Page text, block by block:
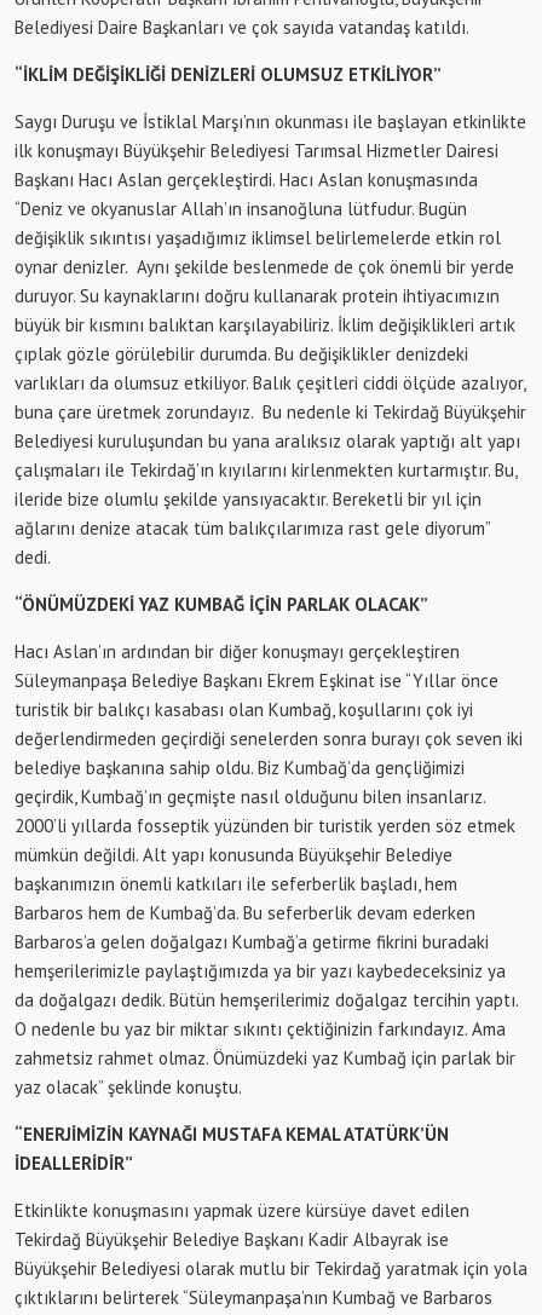
Belediyesi Daire Başkanları ve çok sayıda vatandaş katıldı.
“İKLİM DEĞİŞİKLİĞİ DENİZLERİ OLUMSUZ ETKİLİYOR”
Saygı Duruşu ve İstiklal Marşı’nın okunması ile başlayan etkinlikte
ilk konuşmayı Büyükşehir Belediyesi Tarımsal Hizmetler Dairesi
Başkanı Hacı Aslan gerçekleştirdi. Hacı Aslan konuşmasında
“Deniz ve okyanuslar Allah’ın insanoğluna lütfudur. Bugün
değişiklik sıkıntısı yaşadığımız iklimsel belirlemelerde etkin rol
oynar denizler. Aynı şekilde beslenmede de çok önemli bir yerde
duruyor. Su kaynaklarını doğru kullanarak protein ihtiyacımızın
büyük bir kısmını balıktan karşılayabiliriz. İklim değişiklikleri artık
çıplak gözle görülebilir durumda. Bu değişiklikler denizdeki
varlıkları da olumsuz etkiliyor. Balık çeşitleri ciddi ölçüde azalıyor,
buna çare üretmek zorundayız. Bu nedenle ki Tekirdağ Büyükşehir
Belediyesi kuruluşundan bu yana aralıksız olarak yaptığı alt yapı
çalışmaları ile Tekirdağ’ın kıyılarını kirlenmekten kurtarmıştır. Bu,
ileride bize olumlu şekilde yansıyacaktır. Bereketli bir yıl için
ağlarını denize atacak tüm balıkçılarımıza rast gele diyorum”
dedi.
“ÖNÜMÜZDEKİ YAZ KUMBAĞ İÇİN PARLAK OLACAK”
Hacı Aslan’ın ardından bir diğer konuşmayı gerçekleştiren
Süleymanpaşa Belediye Başkanı Ekrem Eşkinat ise “Yıllar önce
turistik bir balıkçı kasabası olan Kumbağ, koşullarını çok iyi
değerlendirmeden geçirdiği senelerden sonra burayı çok seven iki
belediye başkanına sahip oldu. Biz Kumbağ’da gençliğimizi
geçirdik, Kumbağ’ın geçmişte nasıl olduğunu bilen insanlarız.
2000’li yıllarda fosseptik yüzünden bir turistik yerden söz etmek
mümkün değildi. Alt yapı konusunda Büyükşehir Belediye
başkanımızın önemli katkıları ile seferberlik başladı, hem
Barbaros hem de Kumbağ’da. Bu seferberlik devam ederken
Barbaros’a gelen doğalgazı Kumbağ’a getirme fikrini buradaki
hemşerilerimizle paylaştığımızda ya bir yazı kaybedeceksiniz ya
da doğalgazı dedik. Bütün hemşerilerimiz doğalgaz tercihin yaptı.
O nedenle bu yaz bir miktar sıkıntı çektiğinizin farkındayız. Ama
zahmetsiz rahmet olmaz. Önümüzdeki yaz Kumbağ için parlak bir
yaz olacak” şeklinde konuştu.
“ENERJİMİZİN KAYNAĞI MUSTAFA KEMAL ATATÜRK’ÜN
İDEALLERİDİR”
Etkinlikte konuşmasını yapmak üzere kürsüye davet edilen
Tekirdağ Büyükşehir Belediye Başkanı Kadir Albayrak ise
Büyükşehir Belediyesi olarak mutlu bir Tekirdağ yaratmak için yola
çıktıklarını belirterek “Süleymanpaşa’nın Kumbağ ve Barbaros